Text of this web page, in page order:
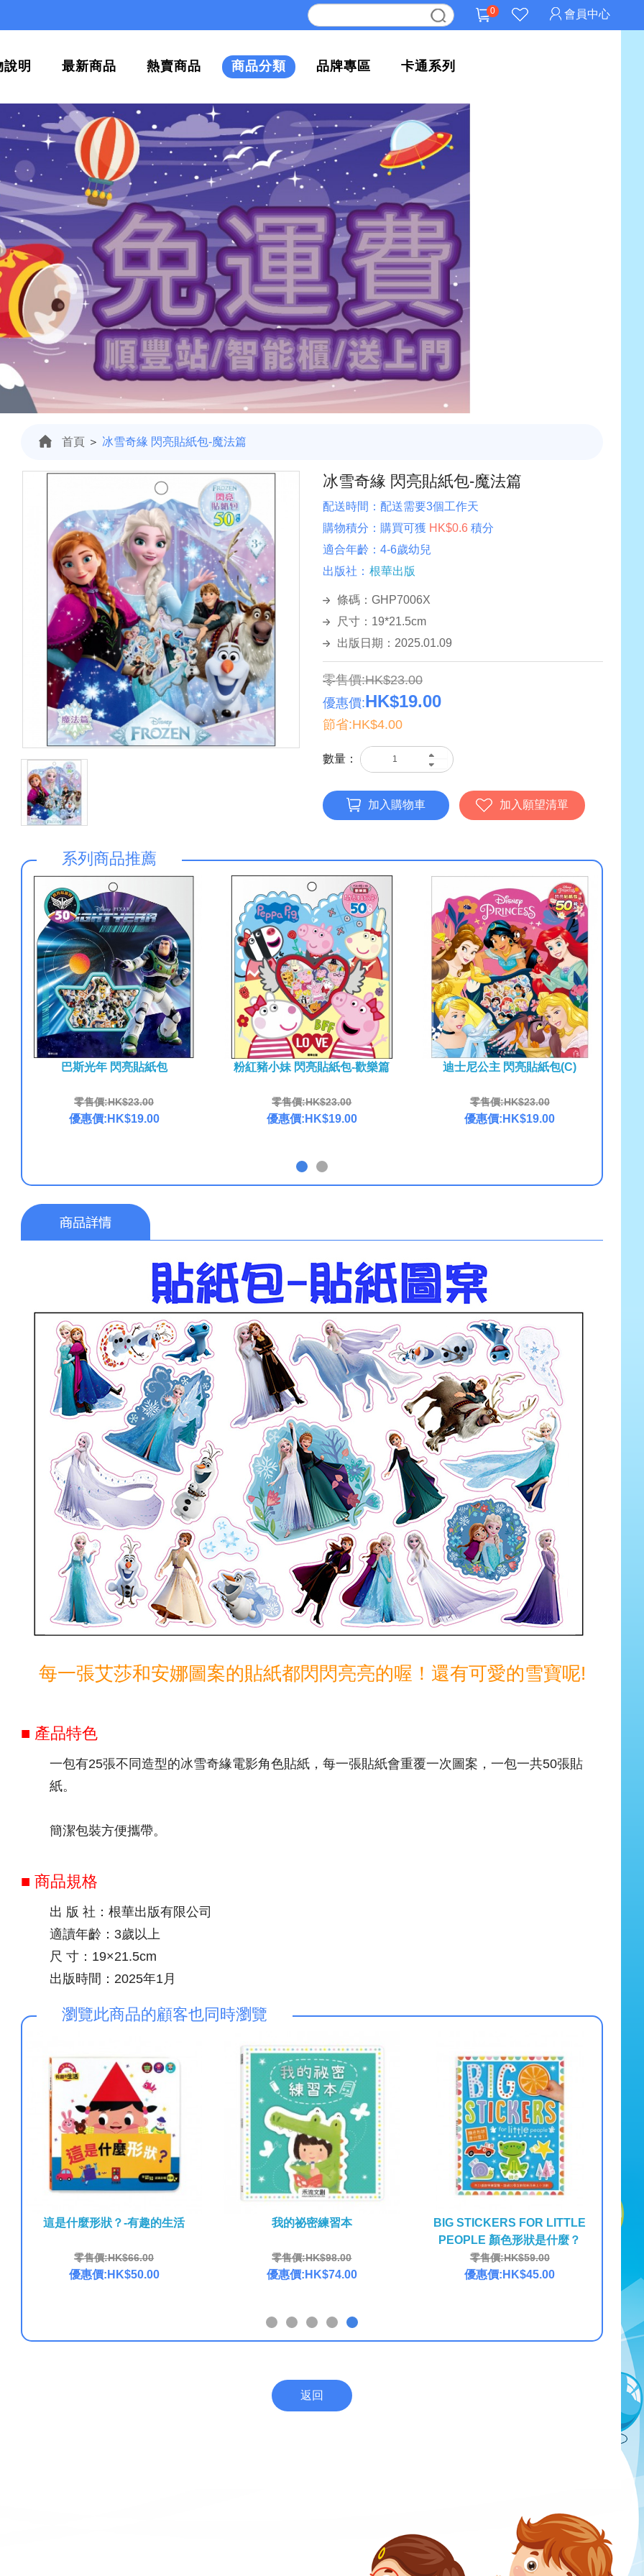
會員中心
0
明 最新商品 熱賣商品 商品分類 品牌專區 卡通系列
首頁 ＞ 冰雪奇緣 閃亮貼紙包-魔法篇
冰雪奇緣 閃亮貼紙包-魔法篇
配送時間： 配送需要3個工作天
購物積分： 購買可獲 HK$0.6 積分
適合年齡： 4-6歲幼兒
出版社： 根華出版
條碼：GHP7006X
尺寸：19*21.5cm
出版日期：2025.01.09
零售價:HK$23.00
優惠價:HK$19.00
節省:HK$4.00
數量：
加入購物車 加入願望清單
系列商品推薦
巴斯光年 閃亮貼紙包
零售價:HK$23.00
優惠價:HK$19.00
粉紅豬小妹 閃亮貼紙包-歡樂篇
零售價:HK$23.00
優惠價:HK$19.00
迪士尼公主 閃亮貼紙包(C)
零售價:HK$23.00
優惠價:HK$19.00
每一張艾莎和安娜圖案的貼紙都閃閃亮亮的喔！還有可愛的雪寶呢!
■ 產品特色
一包有25張不同造型的冰雪奇緣電影角色貼紙，每一張貼紙會重覆一次圖案，一包一共50張貼
紙。
簡潔包裝方便攜帶。
■ 商品規格
出 版 社：根華出版有限公司
適讀年齡：3歲以上
尺 寸：19×21.5cm
出版時間：2025年1月
瀏覽此商品的顧客也同時瀏覽
這是什麼形狀？-有趣的生活
零售價:HK$66.00
優惠價:HK$50.00
我的祕密練習本
零售價:HK$98.00
優惠價:HK$74.00
BIG STICKERS FOR LITTLE
PEOPLE 顏色形狀是什麼？
零售價:HK$59.00
優惠價:HK$45.00
返回